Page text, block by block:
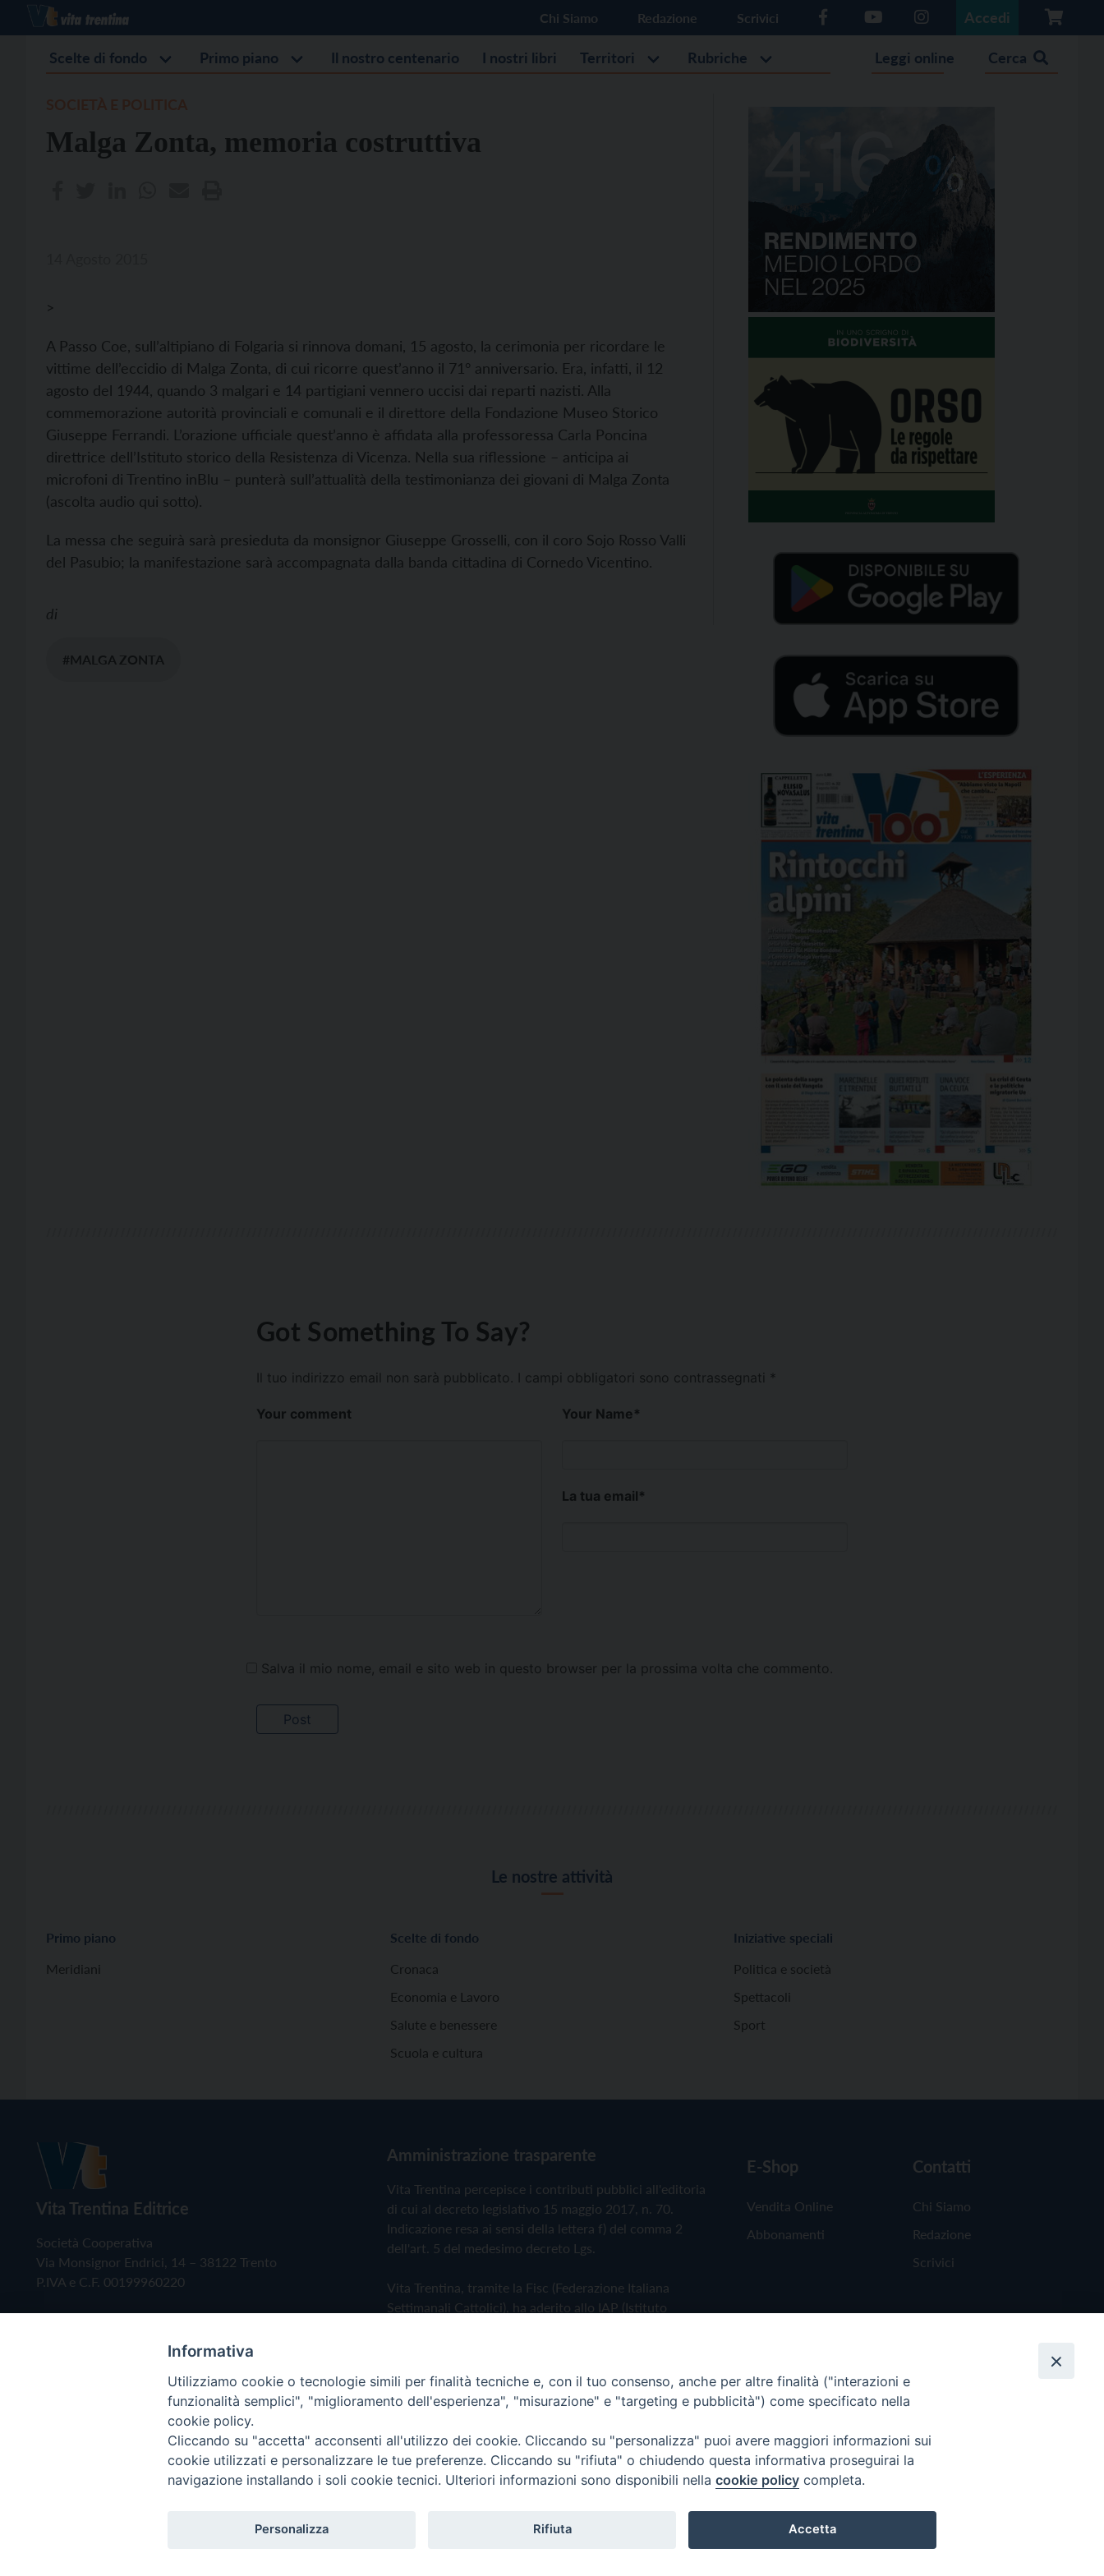
Chi Siamo Redazione Scrivici Accedi
Scelte di fondo Primo piano Il nostro centenario I nostri libri Territori Rubriche Leggi online Cerca
Malga Zonta, memoria costruttiva
>
A Passo Coe, sull’altipiano di Folgaria si rinnova domani, 15 agosto, la cerimonia per ricordare le
vittime dell’eccidio di Malga Zonta, di cui ricorre quest’anno il 71° anniversario. Era, infatti, il 12
agosto del 1944, quando 3 malgari e 14 partigiani vennero uccisi dai reparti nazisti. Alla
commemorazione autorità provinciali e comunali e il direttore della Fondazione Museo Storico
Giuseppe Ferrandi. L’orazione ufficiale quest’anno è affidata alla professoressa Carla Poncina
direttrice dell’Istituto storico della Resistenza di Vicenza. Nella sua riflessione – anticipa ai
microfoni di Trentino inBlu – punterà sull’attualità della testimonianza dei giovani di Malga Zonta
(ascolta audio qui sotto).
La messa che seguirà sarà presieduta da monsignor Giuseppe Grosselli, con il coro Sojo Rosso Valli
del Pasubio; la manifestazione sarà accompagnata dalla banda cittadina di Cornedo Vicentino.
di
#MALGA ZONTA
Got Something To Say?
Il tuo indirizzo email non sarà pubblicato. I campi obbligatori sono contrassegnati *
Your comment Your Name*
La tua email*
Salva il mio nome, email e sito web in questo browser per la prossima volta che commento.
Le nostre attività
Primo piano
Meridiani
Scelte di fondo
Cronaca
Economia e Lavoro
Salute e benessere
Scuola e cultura
Iniziative speciali
Politica e società
Spettacoli
Sport
Vita Trentina Editrice
Società Cooperativa
Via Monsignor Endrici, 14 – 38122 Trento
P.IVA e C.F. 00199960220
Amministrazione trasparente
Vita Trentina percepisce i contributi pubblici all'editoria
di cui al decreto legislativo 15 maggio 2017, n. 70.
Indicazione resa ai sensi della lettera f) del comma 2
dell'art. 5 del medesimo decreto Lgs.
Vita Trentina, tramite la Fisc (Federazione Italiana
Settimanali Cattolici), ha aderito allo IAP (Istituto
Privacy Policy Cookie Policy
E-Shop
Vendita Online
Abbonamenti
Contatti
Chi Siamo
Redazione
Scrivici
Copyright © 2019 - Tutti i diritti riservati - Vita Trentina Editrice
Informativa
Utilizziamo cookie o tecnologie simili per finalità tecniche e, con il tuo consenso, anche per altre finalità ("interazioni e
funzionalità semplici", "miglioramento dell'esperienza", "misurazione" e "targeting e pubblicità") come specificato nella
cookie policy.
Cliccando su "accetta" acconsenti all'utilizzo dei cookie. Cliccando su "personalizza" puoi avere maggiori informazioni sui
cookie utilizzati e personalizzare le tue preferenze. Cliccando su "rifiuta" o chiudendo questa informativa proseguirai la
navigazione installando i soli cookie tecnici. Ulteriori informazioni sono disponibili nella cookie policy completa.
Personalizza Rifiuta Accetta